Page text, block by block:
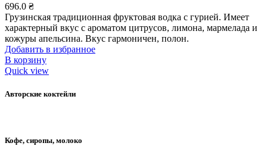
696.0 ₴
Грузинская традиционная фруктовая водка с гурией. Имеет
характерный вкус с ароматом цитрусов, лимона, мармелада и
кожуры апельсина. Вкус гармоничен, полон.
Добавить в избранное
В корзину
Quick view
Авторские коктейли
Кофе, сиропы, молоко